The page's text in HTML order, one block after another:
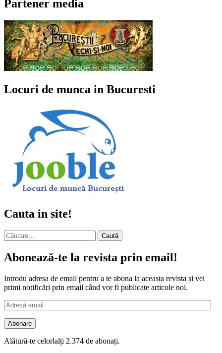
Partener media
Locuri de munca in Bucuresti
Cauta in site!
Caută
după:
Abonează-te la revista prin email!
Introdu adresa de email pentru a te abona la aceasta revista și vei
primi notificări prin email când vor fi publicate articole noi.
Adresă
email
Abonare
Alătură-te celorlalți 2.374 de abonați.